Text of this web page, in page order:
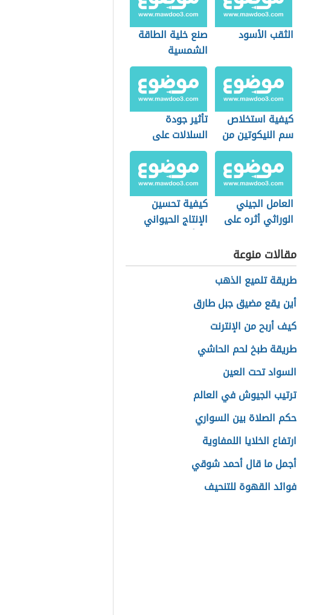
الثقب الأسود
صنع خلية الطاقة
الشمسية
كيفية استخلاص
سم النيكوتين من
التبغ
تأثير جودة
السلالات على
الإنتاج الحيواني
العامل الجيني
الوراثي أثره على
كيفية تحسين
الإنتاج الحيواني
بالتأثير على الغذاء
مقالات منوعة
طريقة تلميع الذهب
أين يقع مضيق جبل طارق
كيف أربح من الإنترنت
طريقة طبخ لحم الحاشي
السواد تحت العين
ترتيب الجيوش في العالم
حكم الصلاة بين السواري
ارتفاع الخلايا اللمفاوية
أجمل ما قال أحمد شوقي
فوائد القهوة للتنحيف